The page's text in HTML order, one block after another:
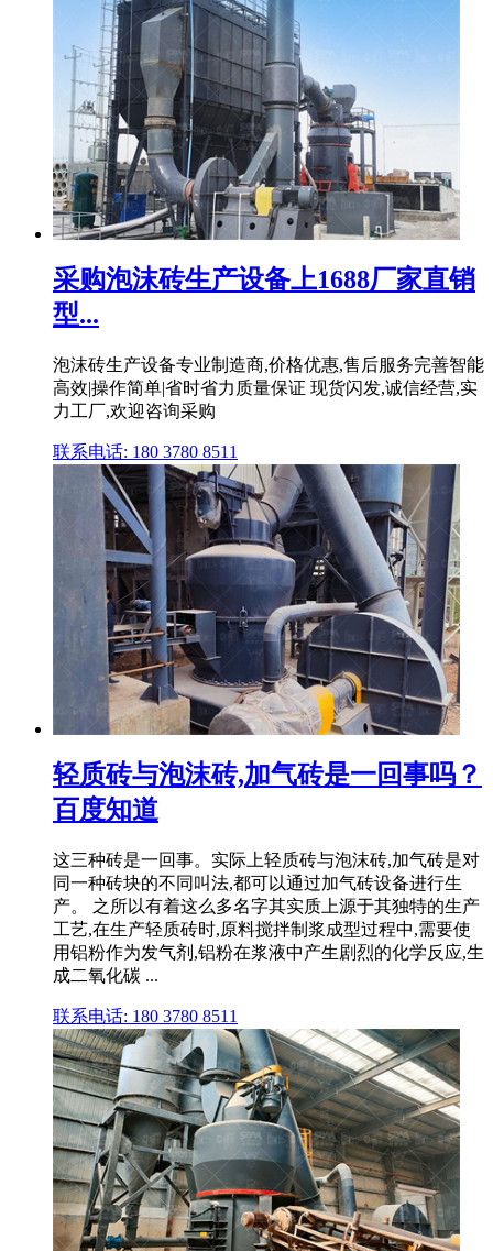
采购泡沫砖生产设备上1688厂家直销
型...
泡沫砖生产设备专业制造商,价格优惠,售后服务完善智能
高效|操作简单|省时省力质量保证 现货闪发,诚信经营,实
力工厂,欢迎咨询采购
联系电话: 180 3780 8511
轻质砖与泡沫砖,加气砖是一回事吗？
百度知道
这三种砖是一回事。实际上轻质砖与泡沫砖,加气砖是对
同一种砖块的不同叫法,都可以通过加气砖设备进行生
产。 之所以有着这么多名字其实质上源于其独特的生产
工艺,在生产轻质砖时,原料搅拌制浆成型过程中,需要使
用铝粉作为发气剂,铝粉在浆液中产生剧烈的化学反应,生
成二氧化碳 ...
联系电话: 180 3780 8511